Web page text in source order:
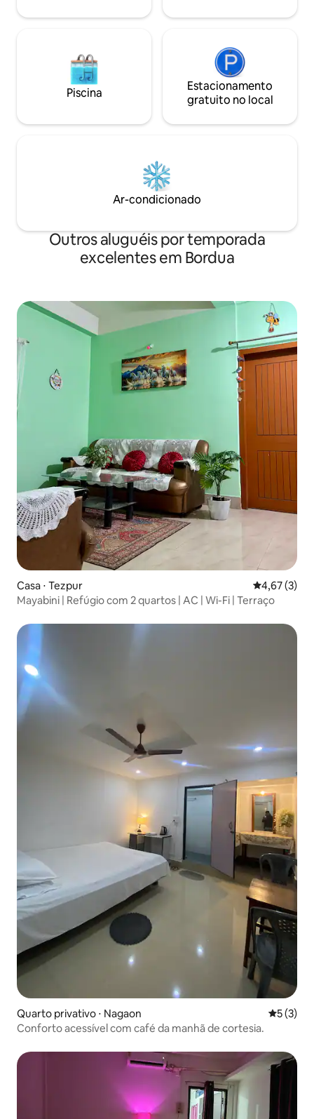
Piscina
Estacionamento
gratuito no local
Ar-condicionado
Outros aluguéis por temporada
excelentes em Bordua
Casa ⋅ Tezpur 4,67 de
4,67 (3)
Mayabini | Refúgio com 2 quartos | AC | Wi-Fi | Terraço
Quarto privativo ⋅ Nagaon 5 de
5 (3)
Conforto acessível com café da manhã de cortesia.